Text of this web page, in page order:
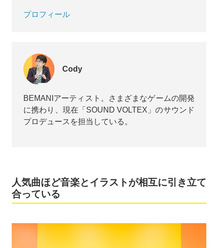
プロフィール
Cody
BEMANIアーティスト。さまざまなゲームの開発
に携わり、現在「SOUND VOLTEX」のサウンド
プロデュースを担当している。
人気曲ほど音楽とイラストが相互に引き立て
合っている